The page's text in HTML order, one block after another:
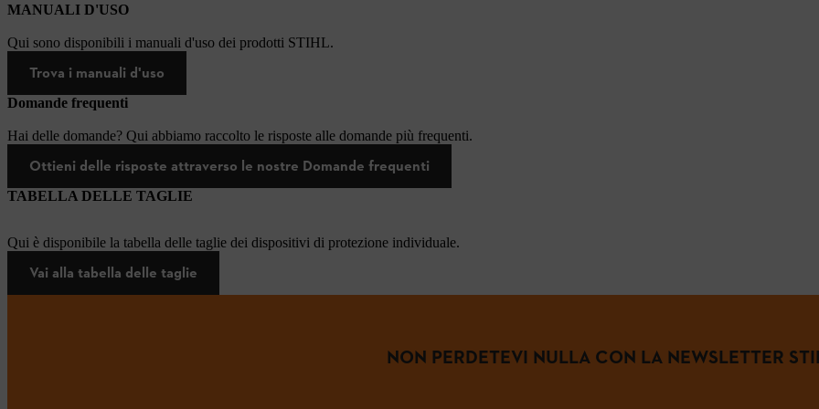
MANUALI D'USO
Qui sono disponibili i manuali d'uso dei prodotti STIHL.
Trova i manuali d'uso
Domande frequenti
Hai delle domande? Qui abbiamo raccolto le risposte alle domande più frequenti.
Ottieni delle risposte attraverso le nostre Domande frequenti
TABELLA DELLE TAGLIE
Qui è disponibile la tabella delle taglie dei dispositivi di protezione individuale.
Vai alla tabella delle taglie
NON PERDETEVI NULLA CON LA NEWSLETTER